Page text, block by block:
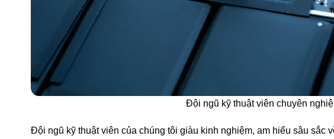
Đội ngũ kỹ thuật viên chuyên
Đội ngũ kỹ thuật viên của chúng tôi giàu kinh nghiệm, am hiểu sâu sắc